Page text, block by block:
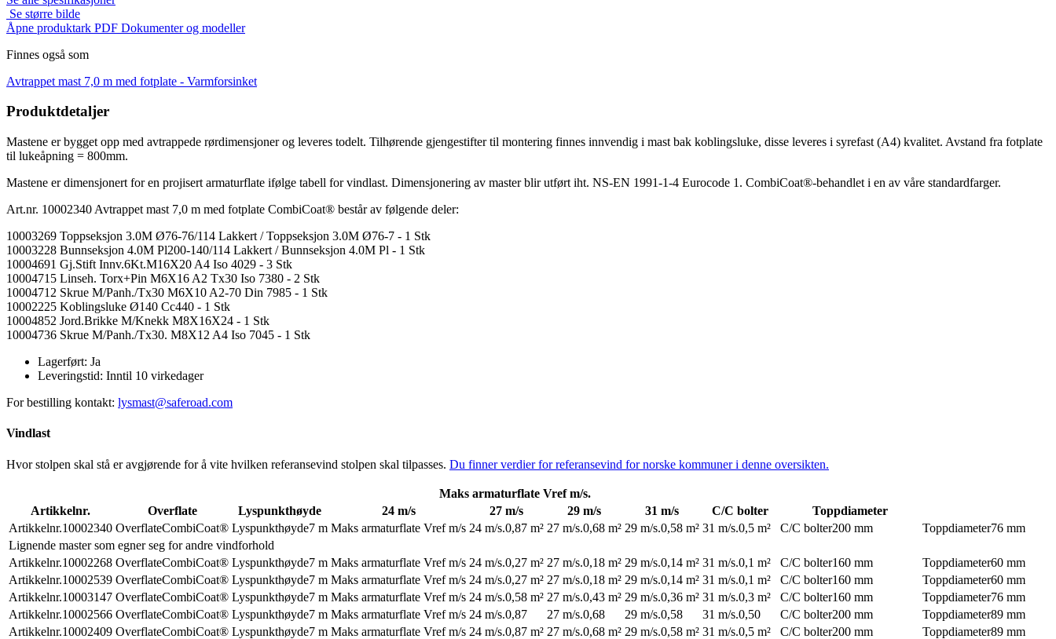
Se større bilde
Åpne produktark PDF Dokumenter og modeller
Finnes også som
Avtrappet mast 7,0 m med fotplate - Varmforsinket
Produktdetaljer
Mastene er bygget opp med avtrappede rørdimensjoner og leveres todelt. Tilhørende gjengestifter til montering finnes innvendig i mast bak koblingsluke, disse leveres i syrefast (A4) kvalitet. Avstand fra fotplate
til lukeåpning = 800mm.
Mastene er dimensjonert for en projisert armaturflate ifølge tabell for vindlast. Dimensjonering av master blir utført iht. NS-EN 1991-1-4 Eurocode 1. CombiCoat®-behandlet i en av våre standardfarger.
Art.nr. 10002340 Avtrappet mast 7,0 m med fotplate CombiCoat® består av følgende deler:
10003269 Toppseksjon 3.0M Ø76-76/114 Lakkert / Toppseksjon 3.0M Ø76-7 - 1 Stk
10003228 Bunnseksjon 4.0M Pl200-140/114 Lakkert / Bunnseksjon 4.0M Pl - 1 Stk
10004691 Gj.Stift Innv.6Kt.M16X20 A4 Iso 4029 - 3 Stk
10004715 Linseh. Torx+Pin M6X16 A2 Tx30 Iso 7380 - 2 Stk
10004712 Skrue M/Panh./Tx30 M6X10 A2-70 Din 7985 - 1 Stk
10002225 Koblingsluke Ø140 Cc440 - 1 Stk
10004852 Jord.Brikke M/Knekk M8X16X24 - 1 Stk
10004736 Skrue M/Panh./Tx30. M8X12 A4 Iso 7045 - 1 Stk
Lagerført: Ja
Leveringstid: Inntil 10 virkedager
For bestilling kontakt: lysmast@saferoad.com
Vindlast
Hvor stolpen skal stå er avgjørende for å vite hvilken referansevind stolpen skal tilpasses. Du finner verdier for referansevind for norske kommuner i denne oversikten.
Maks armaturflate Vref m/s.
Artikkelnr.
Overflate Lyspunkthøyde 24 m/s 27 m/s 29 m/s 31 m/s C/C bolter
Toppdiameter
Artikkelnr.10002340 OverflateCombiCoat® Lyspunkthøyde7 m Maks armaturflate Vref m/s 24 m/s.0,87 m² 27 m/s.0,68 m² 29 m/s.0,58 m² 31 m/s.0,5 m² C/C bolter200 mm Toppdiameter76 mm
Lignende master som egner seg for andre vindforhold
Artikkelnr.10002268 OverflateCombiCoat® Lyspunkthøyde7 m Maks armaturflate Vref m/s 24 m/s.0,27 m² 27 m/s.0,18 m² 29 m/s.0,14 m² 31 m/s.0,1 m² C/C bolter160 mm Toppdiameter60 mm
Artikkelnr.10002539 OverflateCombiCoat® Lyspunkthøyde7 m Maks armaturflate Vref m/s 24 m/s.0,27 m² 27 m/s.0,18 m² 29 m/s.0,14 m² 31 m/s.0,1 m² C/C bolter160 mm Toppdiameter60 mm
Artikkelnr.10003147 OverflateCombiCoat® Lyspunkthøyde7 m Maks armaturflate Vref m/s 24 m/s.0,58 m² 27 m/s.0,43 m² 29 m/s.0,36 m² 31 m/s.0,3 m² C/C bolter160 mm Toppdiameter76 mm
Artikkelnr.10002566 OverflateCombiCoat® Lyspunkthøyde7 m Maks armaturflate Vref m/s 24 m/s.0,87 27 m/s.0,68 29 m/s.0,58 31 m/s.0,50 C/C bolter200 mm Toppdiameter89 mm
Artikkelnr.10002409 OverflateCombiCoat® Lyspunkthøyde7 m Maks armaturflate Vref m/s 24 m/s.0,87 m² 27 m/s.0,68 m² 29 m/s.0,58 m² 31 m/s.0,5 m² C/C bolter200 mm Toppdiameter89 mm